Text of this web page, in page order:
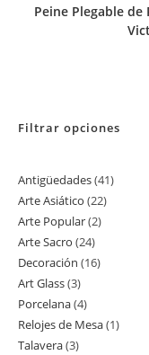
Peine Plegable
Filtrar opciones
Antigüedades 4141
Arte Asiático 2222
Arte Popular 22
Arte Sacro 2424
productos
Decoración 1616
Art Glass 33
productos
Porcelana 44
productos
Relojes de Mesa 11
Talavera 33